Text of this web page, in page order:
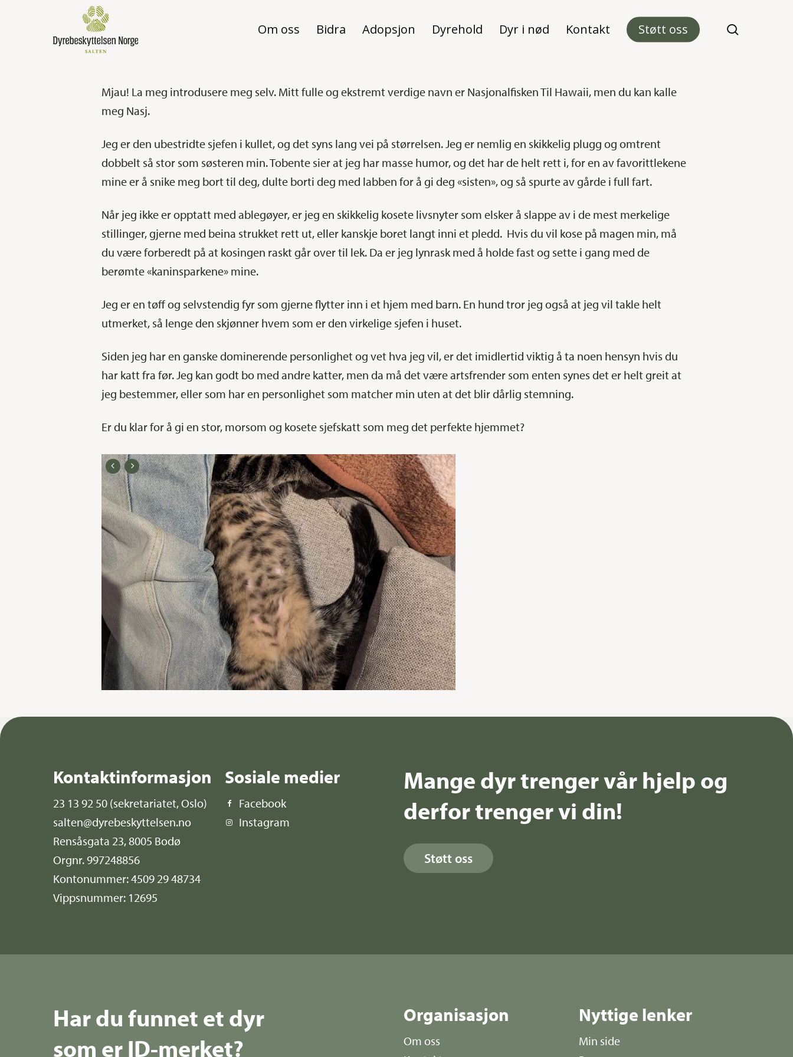
Trykk enter for å søke eller ESC for å lukke
Om oss Bidra Adopsjon Dyrehold Dyr i nød Kontakt Støtt oss
Mjau! La meg introdusere meg selv. Mitt fulle og ekstremt verdige navn er Nasjonalfisken Til Hawaii, men du kan kalle
meg Nasj.
Jeg er den ubestridte sjefen i kullet, og det syns lang vei på størrelsen. Jeg er nemlig en skikkelig plugg og omtrent
dobbelt så stor som søsteren min. Tobente sier at jeg har masse humor, og det har de helt rett i, for en av favorittlekene
mine er å snike meg bort til deg, dulte borti deg med labben for å gi deg «sisten», og så spurte av gårde i full fart.
Når jeg ikke er opptatt med ablegøyer, er jeg en skikkelig kosete livsnyter som elsker å slappe av i de mest merkelige
stillinger, gjerne med beina strukket rett ut, eller kanskje boret langt inni et pledd. Hvis du vil kose på magen min, må
du være forberedt på at kosingen raskt går over til lek. Da er jeg lynrask med å holde fast og sette i gang med de
berømte «kaninsparkene» mine.
Jeg er en tøff og selvstendig fyr som gjerne flytter inn i et hjem med barn. En hund tror jeg også at jeg vil takle helt
utmerket, så lenge den skjønner hvem som er den virkelige sjefen i huset.
Siden jeg har en ganske dominerende personlighet og vet hva jeg vil, er det imidlertid viktig å ta noen hensyn hvis du
har katt fra før. Jeg kan godt bo med andre katter, men da må det være artsfrender som enten synes det er helt greit at
jeg bestemmer, eller som har en personlighet som matcher min uten at det blir dårlig stemning.
Er du klar for å gi en stor, morsom og kosete sjefskatt som meg det perfekte hjemmet?
Kontaktinformasjon
23 13 92 50 (sekretariatet, Oslo)
salten@dyrebeskyttelsen.no
Rensåsgata 23, 8005 Bodø
Orgnr. 997248856
Kontonummer: 4509 29 48734
Vippsnummer: 12695
Sosiale medier
Facebook
Instagram
Mange dyr trenger vår hjelp og
derfor trenger vi din!
Støtt oss
Har du funnet et dyr
som er ID-merket?
Organisasjon
Om oss
Nyttige lenker
Min side